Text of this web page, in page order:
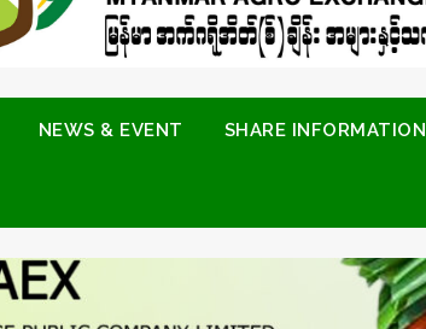
NEWS & EVENT SHARE INFORMATION